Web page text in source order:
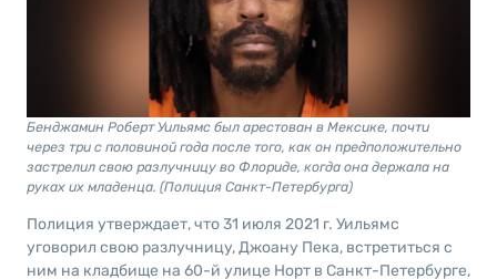
Бенджамин Роберт Уильямс был арестован в Мексике, почти
через три с половиной года после того, как он предположительно
застрелил свою разлучницу во Флориде, когда она держала на
руках их младенца. (Полиция Санкт-Петербурга)
Полиция утверждает, что 31 июля 2021 г. Уильямс
уговорил свою разлучницу, Джоану Пека, встретиться с
ним на кладбище на 60-й улице Норт в Санкт-Петербурге,